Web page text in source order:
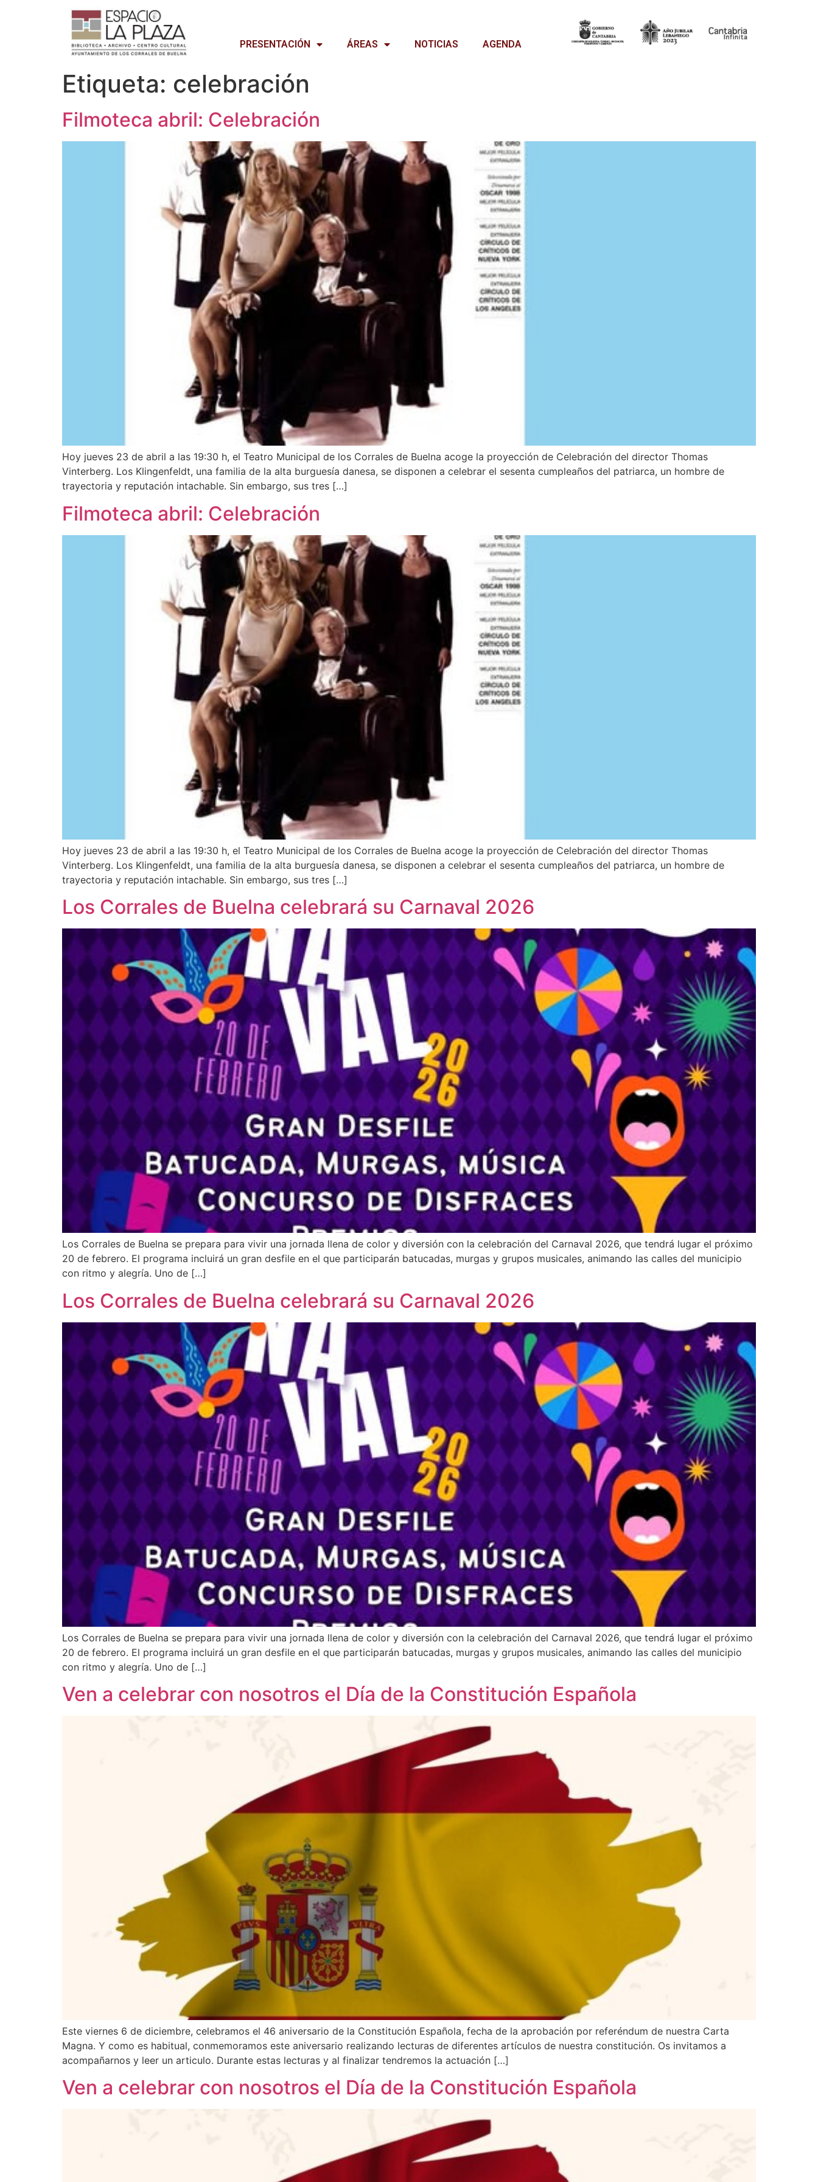
PRESENTACIÓN ÁREAS NOTICIAS AGENDA
Etiqueta: celebración
Filmoteca abril: Celebración
Hoy jueves 23 de abril a las 19:30 h, el Teatro Municipal de los Corrales de Buelna acoge la proyección de Celebración del director Thomas
Vinterberg. Los Klingenfeldt, una familia de la alta burguesía danesa, se disponen a celebrar el sesenta cumpleaños del patriarca, un hombre de
trayectoria y reputación intachable. Sin embargo, sus tres […]
Filmoteca abril: Celebración
Hoy jueves 23 de abril a las 19:30 h, el Teatro Municipal de los Corrales de Buelna acoge la proyección de Celebración del director Thomas
Vinterberg. Los Klingenfeldt, una familia de la alta burguesía danesa, se disponen a celebrar el sesenta cumpleaños del patriarca, un hombre de
trayectoria y reputación intachable. Sin embargo, sus tres […]
Los Corrales de Buelna celebrará su Carnaval 2026
Los Corrales de Buelna se prepara para vivir una jornada llena de color y diversión con la celebración del Carnaval 2026, que tendrá lugar el próximo
20 de febrero. El programa incluirá un gran desfile en el que participarán batucadas, murgas y grupos musicales, animando las calles del municipio
con ritmo y alegría. Uno de […]
Los Corrales de Buelna celebrará su Carnaval 2026
Los Corrales de Buelna se prepara para vivir una jornada llena de color y diversión con la celebración del Carnaval 2026, que tendrá lugar el próximo
20 de febrero. El programa incluirá un gran desfile en el que participarán batucadas, murgas y grupos musicales, animando las calles del municipio
con ritmo y alegría. Uno de […]
Ven a celebrar con nosotros el Día de la Constitución Española
Este viernes 6 de diciembre, celebramos el 46 aniversario de la Constitución Española, fecha de la aprobación por referéndum de nuestra Carta
Magna. Y como es habitual, conmemoramos este aniversario realizando lecturas de diferentes artículos de nuestra constitución. Os invitamos a
acompañarnos y leer un articulo. Durante estas lecturas y al finalizar tendremos la actuación […]
Ven a celebrar con nosotros el Día de la Constitución Española